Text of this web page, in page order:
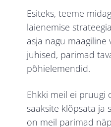
Esiteks, teeme
laienemise
asja nagu maagiline
juhised, parimad
põhielemendid.
Ehkki meil ei pruugi
saaksite klõpsata ja
on meil parimad